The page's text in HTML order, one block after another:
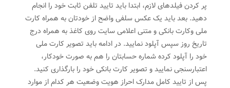
پر کردن فیلدهای لازم، ابتدا باید تایید تلفن ثابت خود را انجام
دهید. بعد باید یک عکس سلفی واضح از خودتان به همراه کارت
ملی وکارت بانکی و متنی اعلامی سایت روی کاغذ به همراه درج
تاریخ روز سپس آپلود نمایید. در ادامه باید تصویر کارت ملی
خود را آپلود کرده شماره حسابتان را هم به صورت خودکار،
اعتبارسنجی نمایید و تصویر کارت بانکی خود را بارگذاری کنید.
پس از تایید کامل مدارک احراز هویت وضعیت هر کدام از موارد